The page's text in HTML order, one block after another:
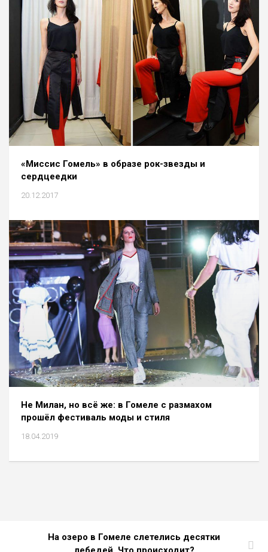
«Миссис Гомель» в образе рок-звезды и
сердцеедки
20.12.2017
Не Милан, но всё же: в Гомеле с размахом
прошёл фестиваль моды и стиля
18.04.2019
На озеро в Гомеле слетелись десятки